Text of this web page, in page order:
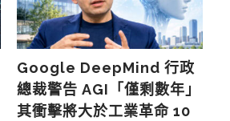
Google DeepMind 行政
總裁警告 AGI「僅剩數年」
其衝擊將大於工業革命 10